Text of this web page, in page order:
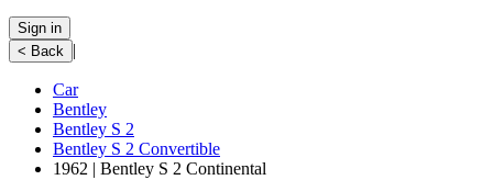
Sign in
< Back |
Car
Bentley
Bentley S 2
Bentley S 2 Convertible
1962 | Bentley S 2 Continental